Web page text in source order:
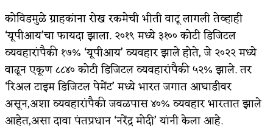
कोविडमुळे ग्राहकांना रोख रकमेची भीती वाटू लागली तेव्हाही
‘यूपीआय’चा फायदा झाला. २०१९ मध्ये ३१०० कोटी डिजिटल
व्यवहारांपैकी १७% ‘यूपीआय’ व्यवहार झाले होते, जे २०२२ मध्ये
वाढून एकूण ८८४० कोटी डिजिटल व्यवहारांपैकी ५२% झाले. तर
‘रिअल टाइम डिजिटल पेमेंट’ मध्ये भारत जगात आघाडीवर
असून,अशा व्यवहारांपैकी जवळपास ४०% व्यवहार भारतात झाले
आहेत,असा दावा पंतप्रधान ‘नरेंद्र मोदी’ यांनी केला आहे.